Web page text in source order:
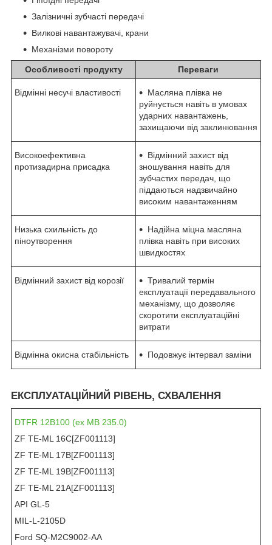
Залізничні зубчасті передачі
Вилкові навантажувачі, крани
Механізми повороту
Особливості продукту Переваги
Відмінні несучі властивості
Масляна плівка не
руйнується навіть в умовах
ударних навантажень,
захищаючи від заклинювання
Високоефективна
протизадирна присадка
Відмінний захист від
зношування навіть для
зубчастих передач, що
піддаються надзвичайно
високим навантаженням
Низька схильність до
піноутворення
Надійна міцна масляна
плівка навіть при високих
швидкостях
Відмінний захист від корозії
Тривалий термін
експлуатації передавального
механізму, що дозволяє
скоротити експлуатаційні
витрати
Відмінна окисна стабільність Подовжує інтервал заміни
ЕКСПЛУАТАЦІЙНИЙ РІВЕНЬ, СХВАЛЕННЯ
DTFR 12B100 (ex MB 235.0)
ZF TE-ML 16C[ZF001113]
ZF TE-ML 17B[ZF001113]
ZF TE-ML 19B[ZF001113]
ZF TE-ML 21A[ZF001113]
API GL-5
MIL-L-2105D
Ford SQ-M2C9002-AA